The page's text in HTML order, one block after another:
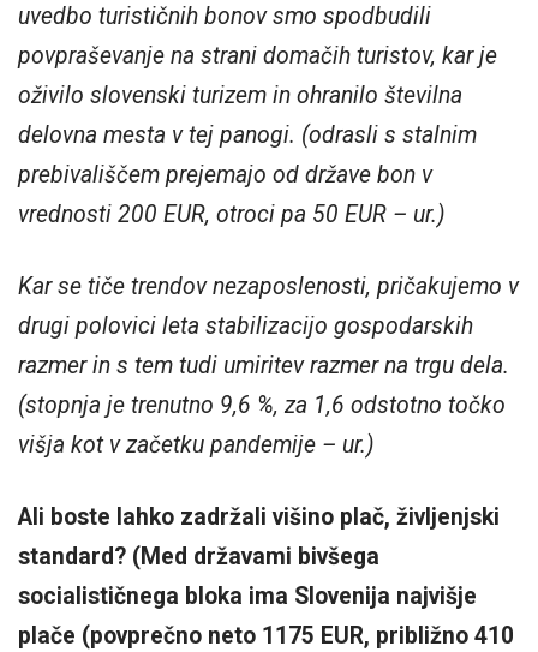
uvedbo turističnih bonov smo spodbudili
povpraševanje na strani domačih turistov, kar je
oživilo slovenski turizem in ohranilo številna
delovna mesta v tej panogi. (odrasli s stalnim
prebivališčem prejemajo od države bon v
vrednosti 200 EUR, otroci pa 50 EUR – ur.)
Kar se tiče trendov nezaposlenosti, pričakujemo v
drugi polovici leta stabilizacijo gospodarskih
razmer in s tem tudi umiritev razmer na trgu dela.
(stopnja je trenutno 9,6 %, za 1,6 odstotno točko
višja kot v začetku pandemije – ur.)
Ali boste lahko zadržali višino plač, življenjski
standard? (Med državami bivšega
socialističnega bloka ima Slovenija najvišje
plače (povprečno neto 1175 EUR, približno 410